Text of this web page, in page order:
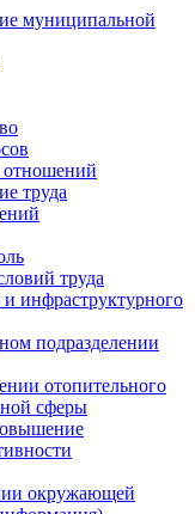
муниципальной
отношений
труда
труда
и инфраструктурного
подразделении
отопительного
сферы
окружающей